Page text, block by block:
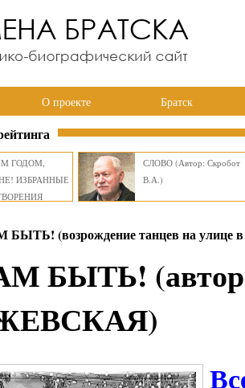
О проекте Братск
ГОДОМ,
ИЗБРАННЫЕ
СЛОВО (Автор: Скробот
В.А.)
(возрождение танцев на улице в
БЫТЬ!